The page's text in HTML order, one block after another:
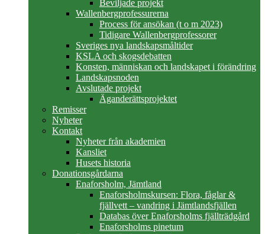
Beviljade projekt
Wallenbergprofessurerna
Process för ansökan (t o m 2023)
Tidigare Wallenbergprofessorer
Sveriges nya landskapsmåltider
KSLA och skogsdebatten
Konsten, människan och landskapet i förändring
Landskapsnoden
Avslutade projekt
Äganderättsprojektet
Remisser
Nyheter
Kontakt
Nyheter från akademien
Kansliet
Husets historia
Donationsgårdarna
Enaforsholm, Jämtland
Enaforsholmskursen: Flora, fåglar &
fjällvett – vandring i Jämtlandsfjällen
Databas över Enaforsholms fjällträdgård
Enaforsholms pinetum